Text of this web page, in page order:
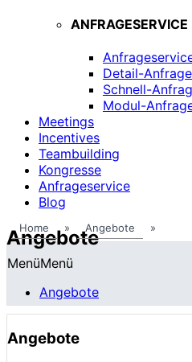
ANFRAGESERVICE
Detail-Anfrage
Schnell-
Modul-
Meetings
Incentives
Teambuilding
Kongresse
Anfrageservice
Blog
Angebote
Home » Angebote »
MenüMenü
Angebote
Angebote